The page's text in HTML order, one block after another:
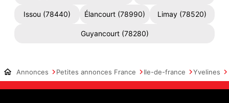
Issou (78440) Élancourt (78990) Limay (78520)
Guyancourt (78280)
Annonces Petites annonces France Ile-de-france Yvelines